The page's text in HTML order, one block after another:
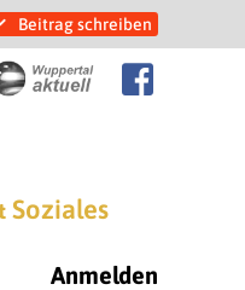
Beitrag schreiben
Soziales
Anmelden